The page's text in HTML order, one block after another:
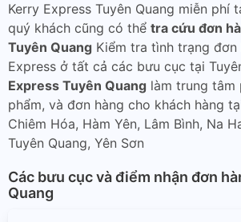
Kerry Express Tuyên Quang miễn phí
quý khách cũng có thể tra cứu đơn
Tuyên Quang Kiểm tra tình trạng đơn
Express ở tất cả các bưu cục tại
Express Tuyên Quang làm trung tâm
phẩm, và đơn hàng cho khách hàng
Chiêm Hóa, Hàm Yên, Lâm Bình, Na
Tuyên Quang, Yên Sơn
Các bưu cục và điểm nhận đơn
Quang